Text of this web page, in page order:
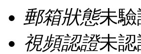
郵箱狀態未驗
視頻認證未認